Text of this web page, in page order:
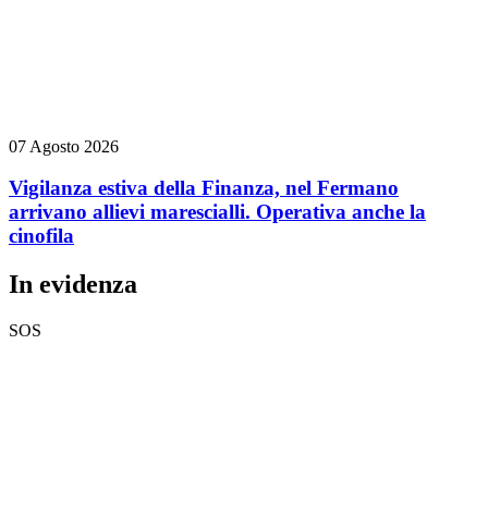
07 Agosto 2026
Vigilanza estiva della Finanza, nel Fermano
arrivano allievi marescialli. Operativa anche la
cinofila
In evidenza
SOS